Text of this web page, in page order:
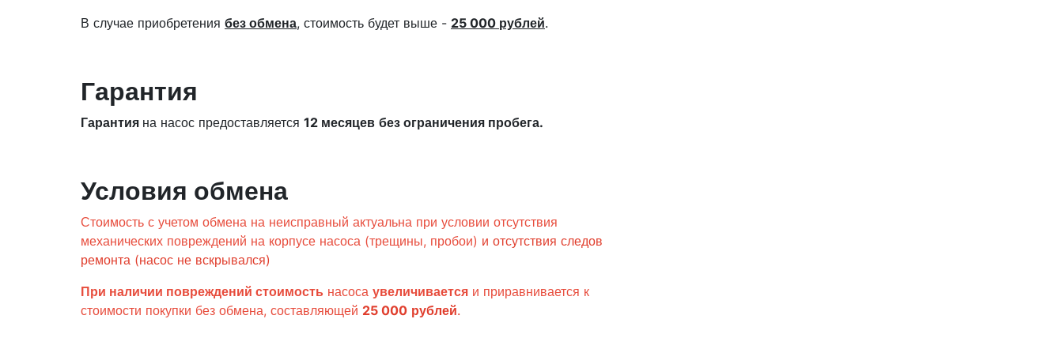
В случае приобретения без обмена, стоимость будет выше - 25 000 рублей.
Гарантия
Гарантия на насос предоставляется 12 месяцев без ограничения пробега.
Условия обмена
Стоимость с учетом обмена на неисправный актуальна при условии отсутствия
механических повреждений на корпусе насоса (трещины, пробои) и отсутствия следов
ремонта (насос не вскрывался)
При наличии повреждений стоимость насоса увеличивается и приравнивается к
стоимости покупки без обмена, составляющей 25 000 рублей.